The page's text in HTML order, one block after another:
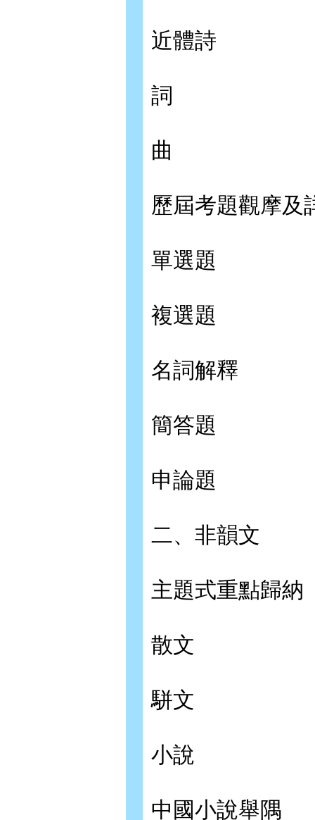
近體詩
詞
曲
歷屆考題觀摩及
單選題
複選題
名詞解釋
簡答題
申論題
二、非韻文
主題式重點歸納
散文
駢文
小說
中國小說舉隅